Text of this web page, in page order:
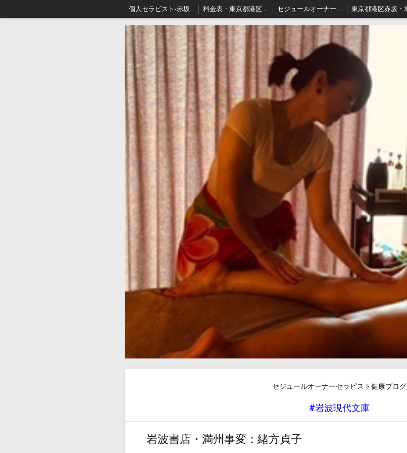
個人セラピスト-赤坂､出張リンパマッサージはアロマセジュール東京 料金表・東京都港区－本格派出張アロマオイルマッサージはセジュールへ セジュールオーナーセラピスト健康ブログ
セジュールオーナーセラピスト健康ブログ
#岩波現代文庫
岩波書店・満州事変：緒方貞子